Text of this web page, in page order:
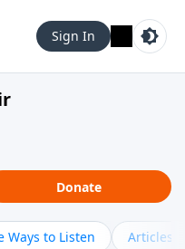
Sign In
Donate
Ways to Listen Articles